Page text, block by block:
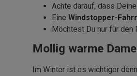
Achte darauf, dass Deine
Eine Windstopper-
Möchtest Du nur für den
Mollig warme
Im Winter ist es wichtiger